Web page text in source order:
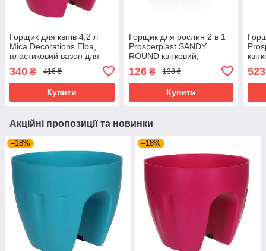
Горщик для квітів 4,2 л
Mica Decorations Elba,
пластиковий вазон для
приміщень, рожевий
340 ₴ 416 ₴
Купити
Горщик для рослин 2 в 1
Prosperplast SANDY
ROUND квітковий,
вазон для квітів 1,7 л сірий
126₴ 138 ₴
Купити
7,5/
523
Акційні пропозиції та новинки
–18% –18%